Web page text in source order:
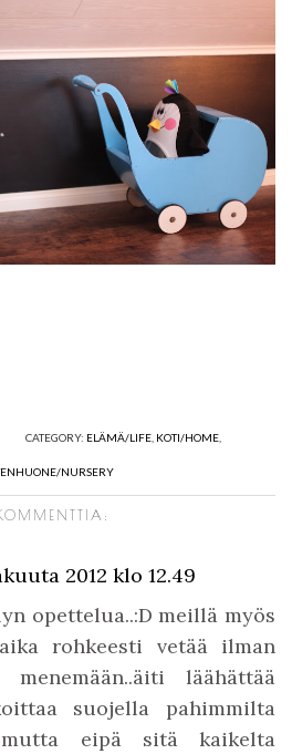
CATEGORY: ELÄMÄ/LIFE KOTI/HOME
NURSERY
2012 klo 12.49
opettelua..:D meillä myös
rohkeesti vetää ilman
läähättää
suojella pahimmilta
eipä sitä kaikelta